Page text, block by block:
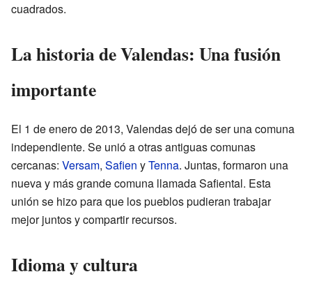
cuadrados.
La historia de Valendas: Una fusión
importante
El 1 de enero de 2013, Valendas dejó de ser una comuna
independiente. Se unió a otras antiguas comunas
cercanas: Versam, Safien yTenna. Juntas, formaron una
nueva y más grande comuna llamada Safiental. Esta
unión se hizo para que los pueblos pudieran trabajar
mejor juntos y compartir recursos.
Idioma y cultura